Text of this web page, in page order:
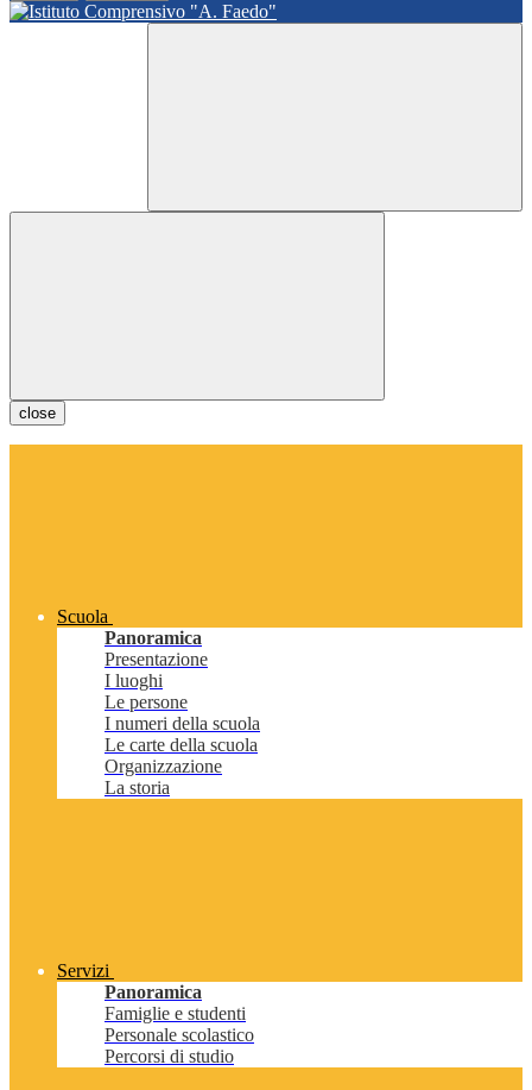
close
Scuola
Panoramica
Presentazione
I luoghi
Le persone
I numeri della scuola
Le carte della scuola
Organizzazione
La storia
Servizi
Panoramica
Famiglie e studenti
Personale scolastico
Percorsi di studio